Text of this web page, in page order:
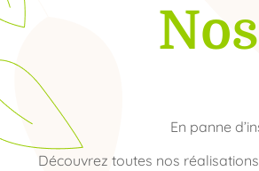
En panne
Découvrez toutes nos